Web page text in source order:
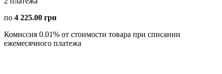
по 4 225.00 грн
Комиссия 0.01% от стоимости товара при списании
ежемесячного платежа